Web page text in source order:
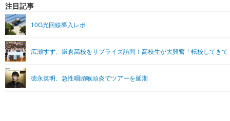
音楽
ライフ
ペット
リリース一覧
プッシュ通知の停止方法
注目記事
10G光回線導入レポ
広瀬すず、鎌倉高校をサプライズ訪問！高校生が大興奮「転校してきて
徳永英明、急性咽頭喉頭炎でツアーを延期